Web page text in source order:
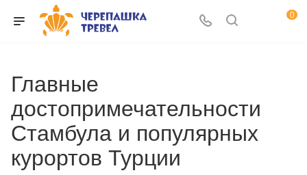
0
Главные
достопримечательности
Стамбула и популярных
курортов Турции